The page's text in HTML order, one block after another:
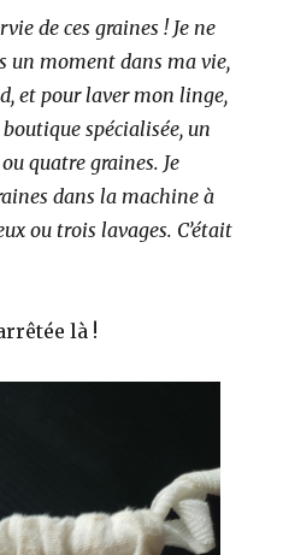
de ces graines ! Je ne
un moment dans ma vie,
et pour laver mon linge,
spécialisée, un
quatre graines. Je
dans la machine à
ou trois lavages. C’était
là !